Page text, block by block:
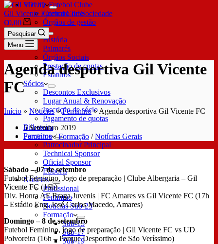
SDUQ
Contrato de Sociedade
Órgãos de gestão
Clube
História
Palmarés
Órgãos Sociais
Prestação de contas
Estatutos
Sócios
Descontos Exclusivos
Lugar Anual & Renovação
Inscrição de sócio
Pagamento de quotas
Bilheteira
Parceiros
Patrocinador Principal
Technical Sponsor
Oficial Sponsor
ESports
Notícias
Profissional
Feminino
Notícias Sub-23
Formação
Sub-15
Sub-17
Sub-19
Gil Vicente Futebol Clube
€0,00
Pesquisar
Menu
Agenda desportiva Gil Vicente
FC
Início » Notícias»Feminino»Agenda desportiva Gil Vicente FC
5 Setembro 2019
Feminino/Formação /Notícias Gerais
Sábado – 07 de setembro
Futebol Feminino, Jogo de preparação | Clube Albergaria – Gil
Vicente FC (16h)
Div. Honra AF Braga Juvenis | FC Amares vs Gil Vicente FC (17h
– Estádio Eng. José Carlos Macedo, Amares)
Domingo – 8 de setembro
Futebol Feminino, jogo de preparação | Gil Vicente FC vs UD
Polvoreira (16h – Parque Desportivo de São Veríssimo)